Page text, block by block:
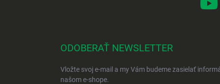
ODOBERAŤ NEWSLETTER
Vložte svoj e-mail a my Vám budeme zasielať
našom e-shope.